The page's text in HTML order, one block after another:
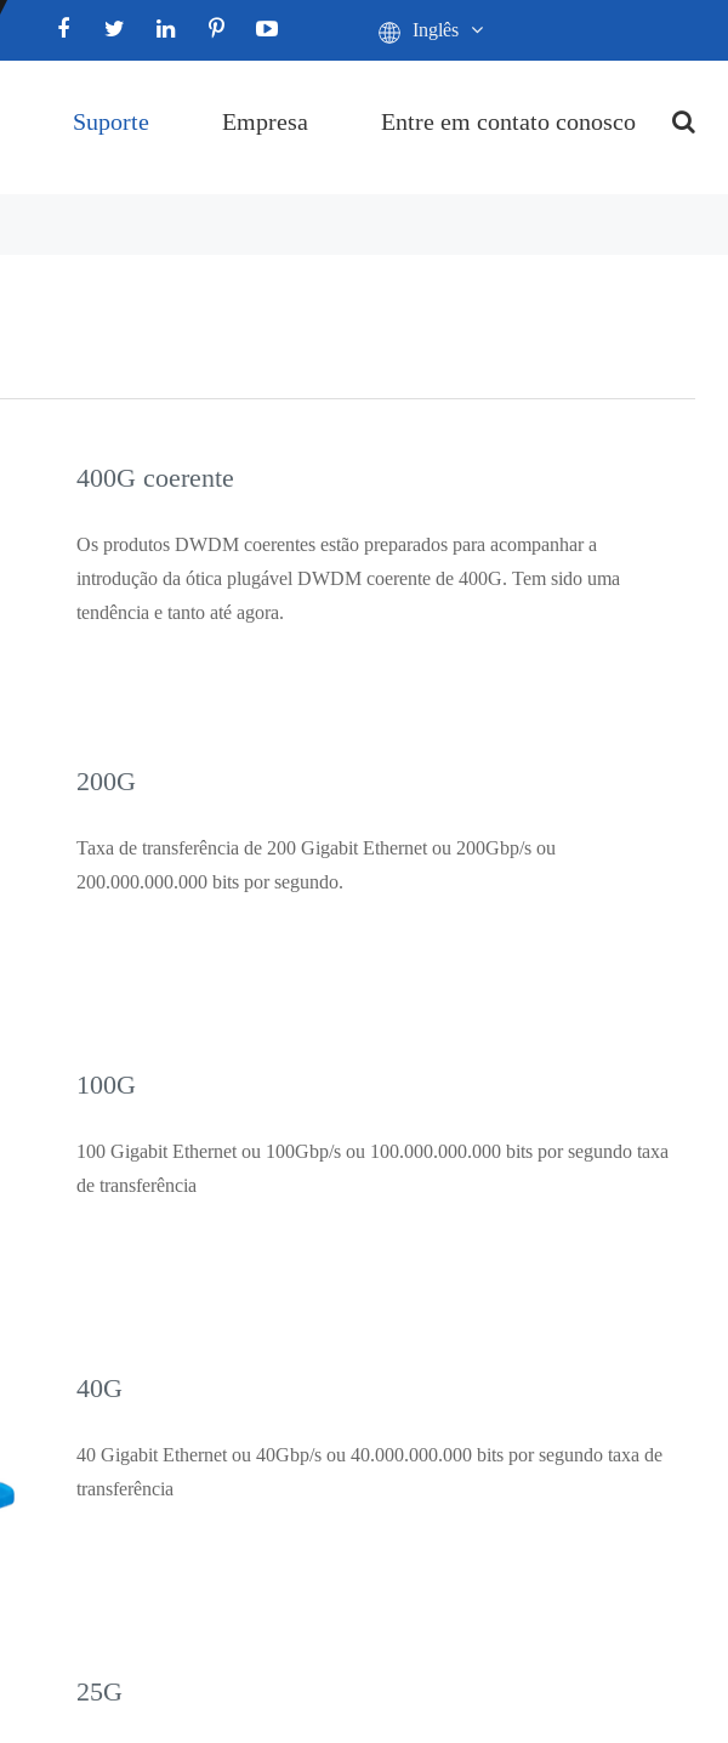
Inglês
Suporte Empresa Entre em contato conosco
400G coerente
Os produtos DWDM coerentes estão preparados para acompanhar a
introdução da ótica plugável DWDM coerente de 400G. Tem sido uma
tendência e tanto até agora.
200G
Taxa de transferência de 200 Gigabit Ethernet ou 200Gbp/s ou
200.000.000.000 bits por segundo.
100G
100 Gigabit Ethernet ou 100Gbp/s ou 100.000.000.000 bits por segundo taxa
de transferência
40G
40 Gigabit Ethernet ou 40Gbp/s ou 40.000.000.000 bits por segundo taxa de
transferência
25G